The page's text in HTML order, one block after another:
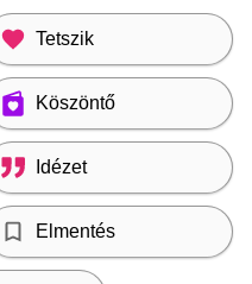
Tetszik
Köszöntő
Idézet
Elmentés